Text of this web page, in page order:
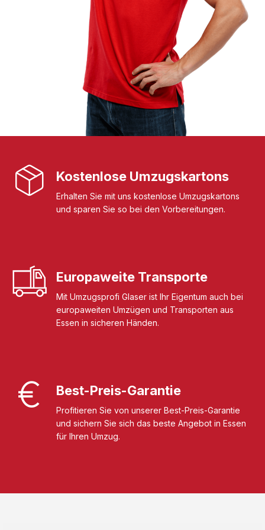
Kostenlose Umzugskartons
Erhalten Sie mit uns kostenlose Umzugskartons
und sparen Sie so bei den Vorbereitungen.
Europaweite Transporte
Mit Umzugsprofi Glaser ist Ihr Eigentum auch bei
europaweiten Umzügen und Transporten aus
Essen in sicheren Händen.
Best-Preis-Garantie
Profitieren Sie von unserer Best-Preis-Garantie
und sichern Sie sich das beste Angebot in Essen
für Ihren Umzug.